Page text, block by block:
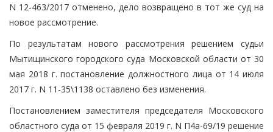
N 12-463/2017 отменено, дело возвращено в тот же суд на
новое рассмотрение.
По результатам нового рассмотрения решением судьи
Мытищинского городского суда Московской области от 30
мая 2018 г. постановление должностного лица от 14 июля
2017 г. N 11-35\1138 оставлено без изменения.
Постановлением заместителя председателя Московского
областного суда от 15 февраля 2019 г. N П4а-69/19 решение